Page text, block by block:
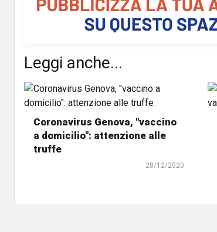
Leggi anche...
Coronavirus Genova, "vaccino
a domicilio": attenzione alle
truffe
28/12/2020